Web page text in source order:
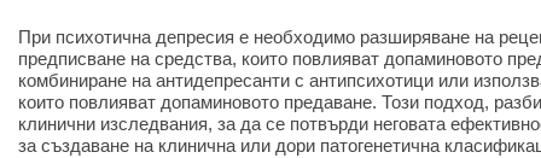
При психотична депресия е необходимо разширяване на
предписване на средства, които повлияват допаминовото
комбиниране на антидепресанти с антипсихотици или
които повлияват допаминовото предаване. Този подход,
клинични изследвания, за да се потвърди неговата
за създаване на клинична или дори патогенетична